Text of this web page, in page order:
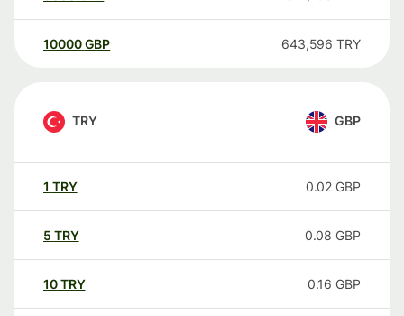
10000 GBP 643,596 TRY
TRY GBP
1 TRY 0.02 GBP
5 TRY 0.08 GBP
10TRY 0.16 GBP